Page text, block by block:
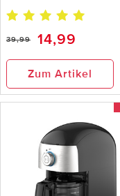
39,99 14,99
Zum Artikel